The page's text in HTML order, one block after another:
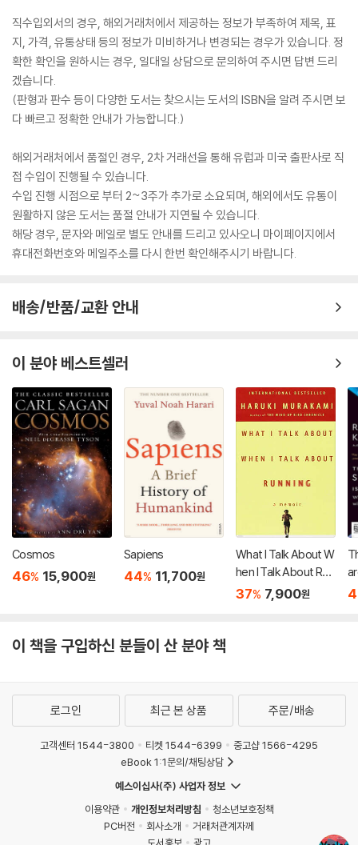
직수입외서의 경우, 해외거래처에서 제공하는 정보가 부족하여 제목, 표
지, 가격, 유통상태 등의 정보가 미비하거나 변경되는 경우가 있습니다. 정
확한 확인을 원하시는 경우, 일대일 상담으로 문의하여 주시면 답변 드리
겠습니다.
(판형과 판수 등이 다양한 도서는 찾으시는 도서의 ISBN을 알려 주시면 보
다 빠르고 정확한 안내가 가능합니다.)
해외거래처에서 품절인 경우, 2차 거래선을 통해 유럽과 미국 출판사로 직
접 수입이 진행될 수 있습니다.
수입 진행 시점으로 부터 2~3주가 추가로 소요되며, 해외에서도 유통이
원활하지 않은 도서는 품절 안내가 지연될 수 있습니다.
해당 경우, 문자와 메일로 별도 안내를 드리고 있사오니 마이페이지에서
휴대전화번호와 메일주소를 다시 한번 확인해주시기 바랍니다.
배송/반품/교환 안내
이 분야 베스트셀러
Cosmos
46% 15,900원
Sapiens
44% 11,700원
What I Talk About W
hen I Talk About Run
ning
37% 7,900원
이 책을 구입하신 분들이 산 분야 책
로그인 최근 본 상품 주문/배송
고객센터 1544-3800 티켓 1544-6399
중고샵 1566-4295
eBook 1:1문의/채팅상담
예스이십사(주) 사업자 정보
이용약관
개인정보처리방침
청소년보호정책
PC버전
회사소개
거래처관계자께